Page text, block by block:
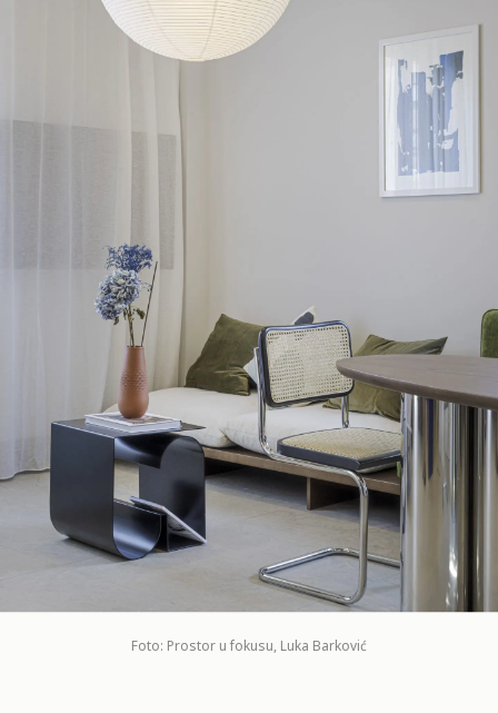
Foto: Prostor u fokusu, Luka Barković